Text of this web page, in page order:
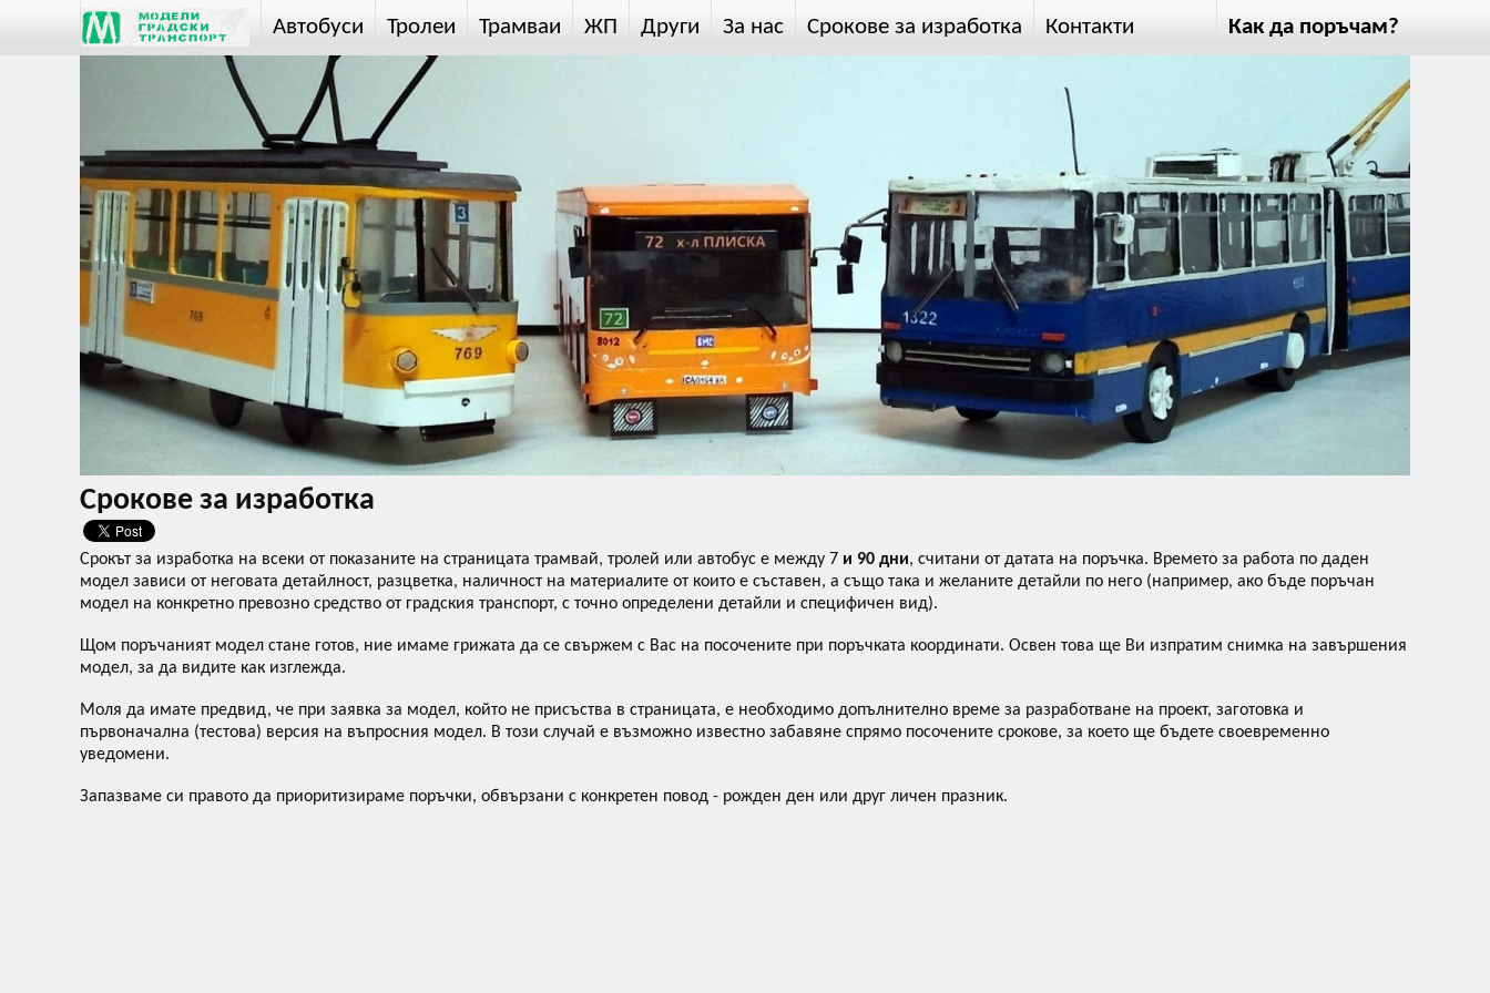
Автобуси Тролеи Трамваи ЖП Други За нас Срокове за изработка Контакти Как да поръчам?
Срокове за изработка
Срокът за изработка на всеки от показаните на страницата трамвай, тролей или автобус е между 7 и 90 дни, считани от датата на поръчка. Времето за работа по даден
модел зависи от неговата детайлност, разцветка, наличност на материалите от които е съставен, а също така и желаните детайли по него (например, ако бъде поръчан
модел на конкретно превозно средство от градския транспорт, с точно определени детайли и специфичен вид).
Щом поръчаният модел стане готов, ние имаме грижата да се свържем с Вас на посочените при поръчката координати. Освен това ще Ви изпратим снимка на завършения
модел, за да видите как изглежда.
Моля да имате предвид, че при заявка за модел, който не присъства в страницата, е необходимо допълнително време за разработване на проект, заготовка и
първоначална (тестова) версия на въпросния модел. В този случай е възможно известно забавяне спрямо посочените срокове, за което ще бъдете своевременно
уведомени.
Запазваме си правото да приоритизираме поръчки, обвързани с конкретен повод - рожден ден или друг личен празник.